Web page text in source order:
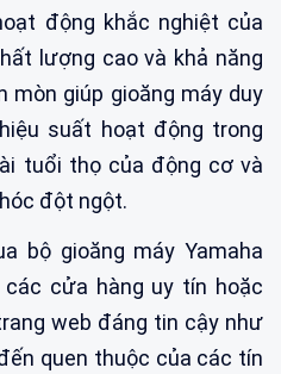
động khắc nghiệt của
lượng cao và khả năng
mòn giúp gioăng máy duy
suất hoạt động trong
tuổi thọ của động cơ và
đột ngột.
bộ gioăng máy Yamaha
cửa hàng uy tín hoặc
web đáng tin cậy như
quen thuộc của các tín